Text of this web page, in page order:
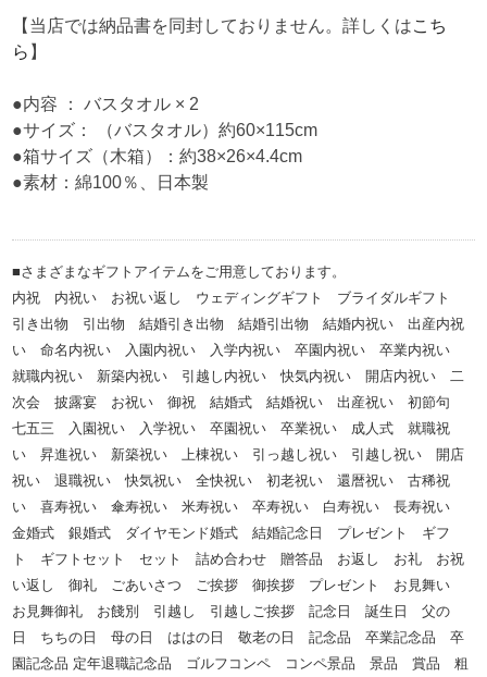
【当店では納品書を同封しておりません。詳しくはこち
ら 】
●内容 ： バスタオル × 2
●サイズ： （バスタオル）約60×115cm
●箱サイズ（木箱）：約38×26×4.4cm
●素材：綿100％、日本製
■さまざまなギフトアイテムをご用意しております。
内祝 内祝い お祝い返し ウェディングギフト ブライダルギフト
引き出物 引出物 結婚引き出物 結婚引出物 結婚内祝い 出産内祝
い 命名内祝い 入園内祝い 入学内祝い 卒園内祝い 卒業内祝い
就職内祝い 新築内祝い 引越し内祝い 快気内祝い 開店内祝い 二
次会 披露宴 お祝い 御祝 結婚式 結婚祝い 出産祝い 初節句
七五三 入園祝い 入学祝い 卒園祝い 卒業祝い 成人式 就職祝
い 昇進祝い 新築祝い 上棟祝い 引っ越し祝い 引越し祝い 開店
祝い 退職祝い 快気祝い 全快祝い 初老祝い 還暦祝い 古稀祝
い 喜寿祝い 傘寿祝い 米寿祝い 卒寿祝い 白寿祝い 長寿祝い
金婚式 銀婚式 ダイヤモンド婚式 結婚記念日 プレゼント ギフ
ト ギフトセット セット 詰め合わせ 贈答品 お返し お礼 お祝
い返し 御礼 ごあいさつ ご挨拶 御挨拶 プレゼント お見舞い
お見舞御礼 お餞別 引越し 引越しご挨拶 記念日 誕生日 父の
日 ちちの日 母の日 ははの日 敬老の日 記念品 卒業記念品 卒
園記念品 定年退職記念品 ゴルフコンペ コンペ景品 景品 賞品 粗